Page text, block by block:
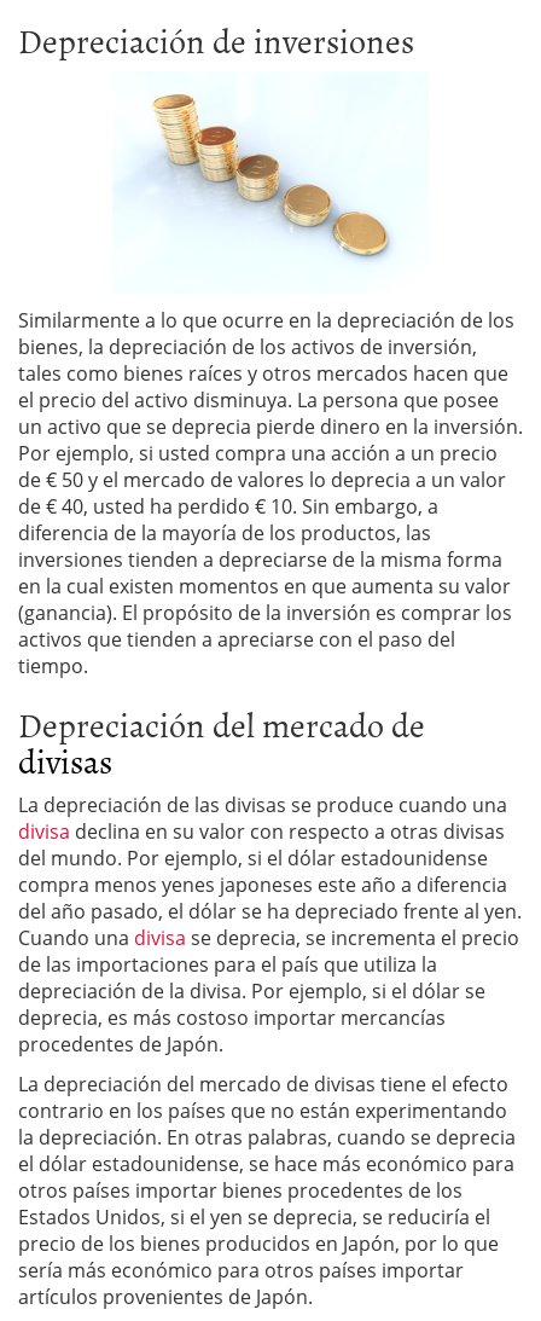
Depreciación de inversiones
Similarmente a lo que ocurre en la depreciación de los
bienes, la depreciación de los activos de inversión,
tales como bienes raíces y otros mercados hacen que
el precio del activo disminuya. La persona que posee
un activo que se deprecia pierde dinero en la inversión.
Por ejemplo, si usted compra una acción a un precio
de € 50 y el mercado de valores lo deprecia a un valor
de € 40, usted ha perdido € 10. Sin embargo, a
diferencia de la mayoría de los productos, las
inversiones tienden a depreciarse de la misma forma
en la cual existen momentos en que aumenta su valor
(ganancia). El propósito de la inversión es comprar los
activos que tienden a apreciarse con el paso del
tiempo.
Depreciación del mercado de
divisas
La depreciación de las divisas se produce cuando una
divisa declina en su valor con respecto a otras divisas
del mundo. Por ejemplo, si el dólar estadounidense
compra menos yenes japoneses este año a diferencia
del año pasado, el dólar se ha depreciado frente al yen.
Cuando una divisa se deprecia, se incrementa el precio
de las importaciones para el país que utiliza la
depreciación de la divisa. Por ejemplo, si el dólar se
deprecia, es más costoso importar mercancías
procedentes de Japón.
La depreciación del mercado de divisas tiene el efecto
contrario en los países que no están experimentando
la depreciación. En otras palabras, cuando se deprecia
el dólar estadounidense, se hace más económico para
otros países importar bienes procedentes de los
Estados Unidos, si el yen se deprecia, se reduciría el
precio de los bienes producidos en Japón, por lo que
sería más económico para otros países importar
artículos provenientes de Japón.